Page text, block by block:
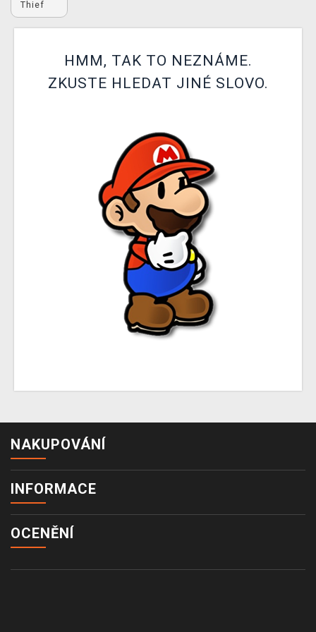
DOPRAVA
TCG & BOARDGAME HUB
Thief
HMM, TAK TO NEZNÁME.
ZKUSTE HLEDAT JINÉ SLOVO.
NAKUPOVÁNÍ
INFORMACE
OCENĚNÍ